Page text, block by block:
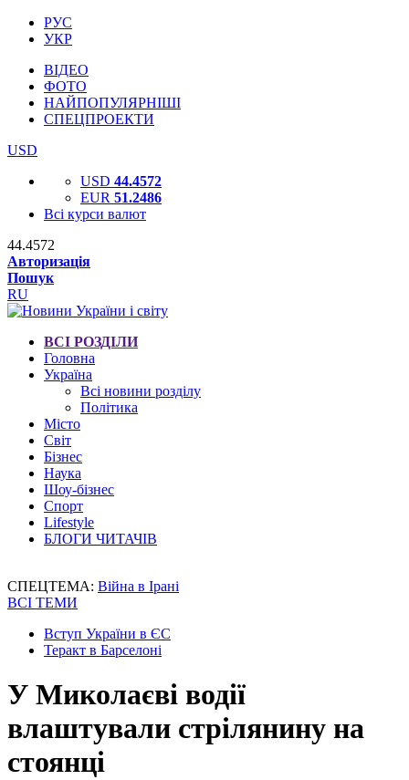
РУС
УКР
ВІДЕО
ФОТО
НАЙПОПУЛЯРНІШІ
СПЕЦПРОЕКТИ
USD
USD 44.4572
EUR 51.2486
Всі курси валют
44.4572
Авторизація
Пошук
RU
ВСІ РОЗДІЛИ
Головна
Україна
Всі новини розділу
Політика
Місто
Світ
Бізнес
Наука
Шоу-бізнес
Спорт
Lifestyle
БЛОГИ ЧИТАЧІВ
СПЕЦТЕМА: Війна в Ірані
ВСІ ТЕМИ
Вступ України в ЄС
Теракт в Барселоні
У Миколаєві водії
влаштували стрілянину на
стоянці